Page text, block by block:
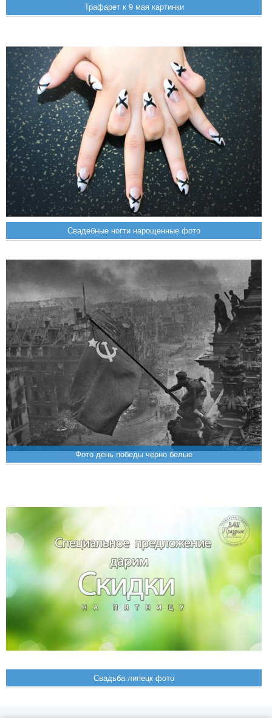
Трафарет к 9 мая картинки
Свадебные ногти нарощенные фото
Фото день победы черно белые
Свадьба липецк фото